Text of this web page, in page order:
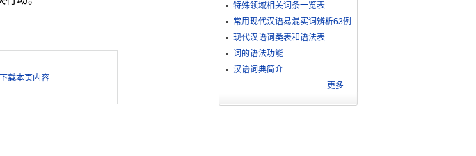
下载本页内容
特殊领域相关词条一览表
常用现代汉语易混实词辨析63例
现代汉语词类表和语法表
词的语法功能
汉语词典简介
更多...